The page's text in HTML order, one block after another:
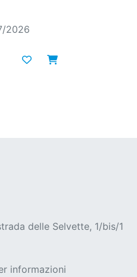
2026
delle Selvette, 1/bis/1
informazioni